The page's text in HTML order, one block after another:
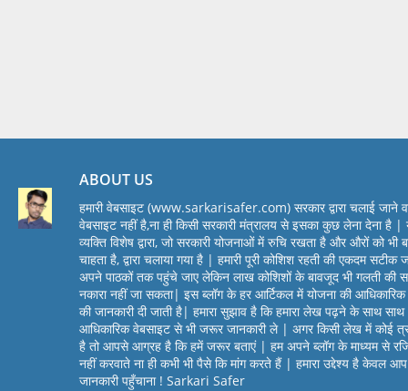
ABOUT US
हमारी वेबसाइट (www.sarkarisafer.com) सरकार द्वारा चलाई जाने
वेबसाइट नहीं है,ना ही किसी सरकारी मंत्रालय से इसका कुछ लेना देना है |
व्यक्ति विशेष द्वारा, जो सरकारी योजनाओं में रुचि रखता है और औरों को भी
चाहता है, द्वारा चलाया गया है | हमारी पूरी कोशिश रहती की एकदम सटीक
अपने पाठकों तक पहुंचे जाए लेकिन लाख कोशिशों के बावजूद भी गलती की
नकारा नहीं जा सकता| इस ब्लॉग के हर आर्टिकल में योजना की
की जानकारी दी जाती है| हमारा सुझाव है कि हमारा लेख पढ़ने के साथ
आधिकारिक वेबसाइट से भी जरूर जानकारी ले | अगर किसी लेख में कोई
है तो आपसे आग्रह है कि हमें जरूर बताएं | हम अपने ब्लॉग के माध्यम से
नहीं करवाते ना ही कभी भी पैसे कि मांग करते हैं | हमारा उद्देश्य है केवल
जानकारी पहुँचाना ! Sarkari Safer